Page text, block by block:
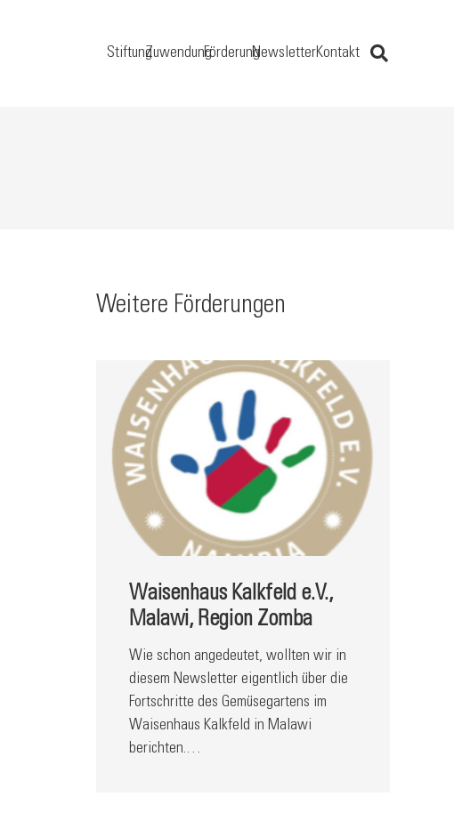
StiftungZuwendungFörderungNewsletterKontakt
Weitere Förderungen
Waisenhaus Kalkfeld e.V.,
Malawi, Region Zomba
Wie schon angedeutet, wollten wir in
diesem Newsletter eigentlich über die
Fortschritte des Gemüsegartens im
Waisenhaus Kalkfeld in Malawi
berichten.…